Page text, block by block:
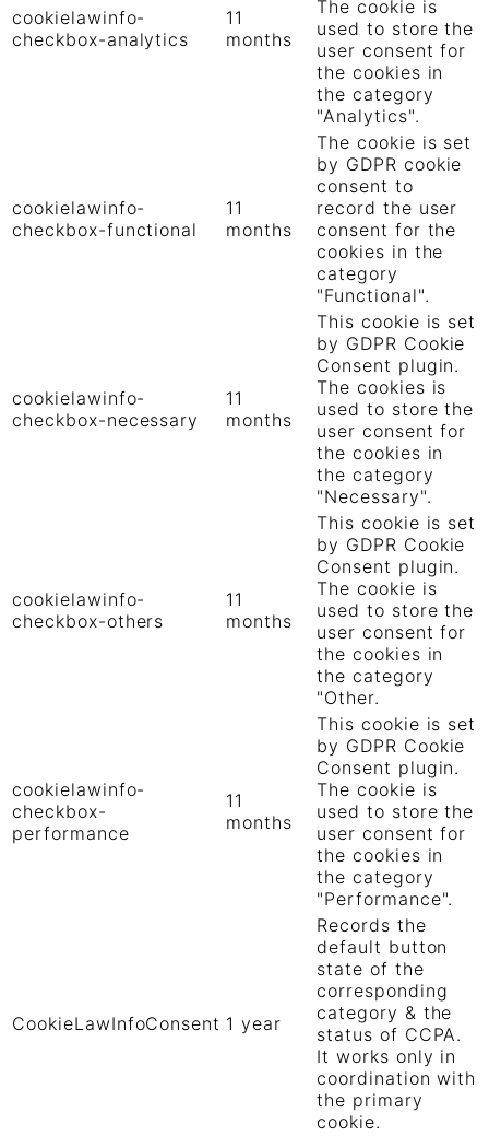
cookielawinfo-
checkbox-analytics
11
months
The cookie is
used to store the
user consent for
the cookies in
the category
"Analytics".
cookielawinfo-
checkbox-functional
11
months
The cookie is set
by GDPR cookie
consent to
record the user
consent for the
cookies in the
category
"Functional".
cookielawinfo-
checkbox-necessary
11
months
This cookie is set
by GDPR Cookie
Consent plugin.
The cookies is
used to store the
user consent for
the cookies in
the category
"Necessary".
cookielawinfo-
checkbox-others
11
months
This cookie is set
by GDPR Cookie
Consent plugin.
The cookie is
used to store the
user consent for
the cookies in
the category
"Other.
cookielawinfo-
checkbox-
performance
11
months
This cookie is set
by GDPR Cookie
Consent plugin.
The cookie is
used to store the
user consent for
the cookies in
the category
"Performance".
CookieLawInfoConsent 1 year
Records the
default button
state of the
corresponding
category & the
status of CCPA.
It works only in
coordination with
the primary
cookie.